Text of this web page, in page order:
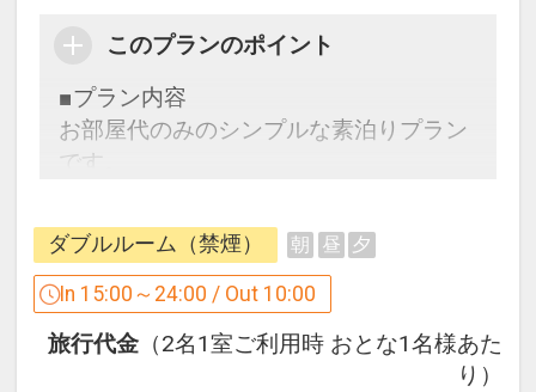
このプランのポイント
■プラン内容
お部屋代のみのシンプルな素泊りプラン
です。
ＪＲ徳島駅より徒歩5分、ビジネスのお
客様はもちろん観光の拠点にも最適で
す。
観光・ビジネスに絶好のロケーション。
ダブルルーム（禁煙） 朝 昼 夕
In 15:00～24:00 / Out 10:00
旅行代金 （2名1室ご利用時 おとな1名様あた
り）